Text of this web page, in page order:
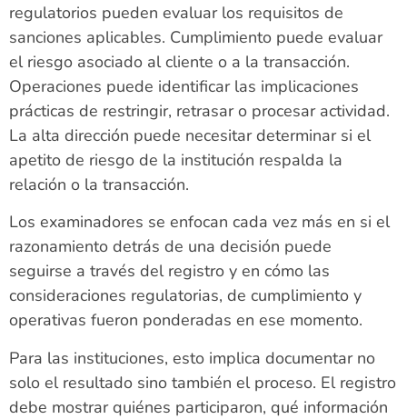
regulatorios pueden evaluar los requisitos de
sanciones aplicables. Cumplimiento puede evaluar
el riesgo asociado al cliente o a la transacción.
Operaciones puede identificar las implicaciones
prácticas de restringir, retrasar o procesar actividad.
La alta dirección puede necesitar determinar si el
apetito de riesgo de la institución respalda la
relación o la transacción.
Los examinadores se enfocan cada vez más en si el
razonamiento detrás de una decisión puede
seguirse a través del registro y en cómo las
consideraciones regulatorias, de cumplimiento y
operativas fueron ponderadas en ese momento.
Para las instituciones, esto implica documentar no
solo el resultado sino también el proceso. El registro
debe mostrar quiénes participaron, qué información